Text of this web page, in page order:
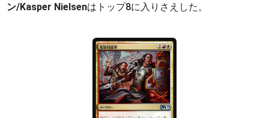
ン/Kasper Nielsenはトップ8に入りさえした。